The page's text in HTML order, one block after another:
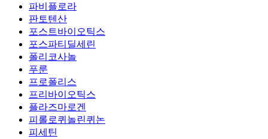
파비플로라
판토텐산
포스트바이오틱스
포스파티딜세린
폴리코사놀
푸룬
프로폴리스
프리바이오틱스
플라즈마로겐
피롤로퀴놀린퀴논
피세틴